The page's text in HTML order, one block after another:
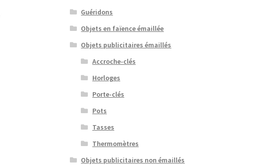
Guéridons
Objets en faïence émaillée
Objets publicitaires émaillés
Accroche-clés
Horloges
Porte-clés
Pots
Tasses
Thermomètres
Objets publicitaires non émaillés